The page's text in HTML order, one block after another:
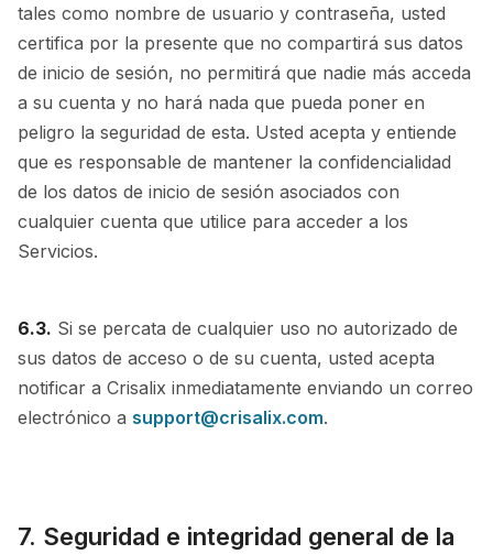
tales como nombre de usuario y contraseña, usted
certifica por la presente que no compartirá sus datos
de inicio de sesión, no permitirá que nadie más acceda
a su cuenta y no hará nada que pueda poner en
peligro la seguridad de esta. Usted acepta y entiende
que es responsable de mantener la confidencialidad
de los datos de inicio de sesión asociados con
cualquier cuenta que utilice para acceder a los
Servicios.
6.3. Si se percata de cualquier uso no autorizado de
sus datos de acceso o de su cuenta, usted acepta
notificar a Crisalix inmediatamente enviando un correo
electrónico a support@crisalix.com.
7. Seguridad e integridad general de la